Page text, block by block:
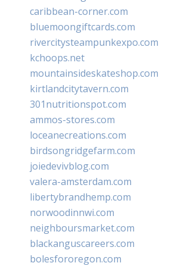
caribbean-corner.com
bluemoongiftcards.com
rivercitysteampunkexpo.com
kchoops.net
mountainsideskateshop.com
kirtlandcitytavern.com
301nutritionspot.com
ammos-stores.com
loceanecreations.com
birdsongridgefarm.com
joiedevivblog.com
valera-amsterdam.com
libertybrandhemp.com
norwoodinnwi.com
neighboursmarket.com
blackanguscareers.com
bolesfororegon.com